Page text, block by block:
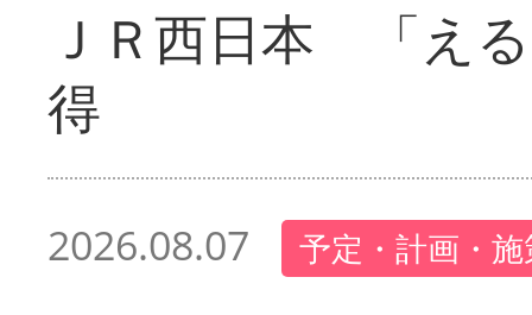
ＪＲ西日本 「え
得
2026.08.07 予定・計画・